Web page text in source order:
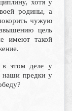
хотя у
родины, а
чужую
цель
имеют такой
в этом деле у
наши предки у